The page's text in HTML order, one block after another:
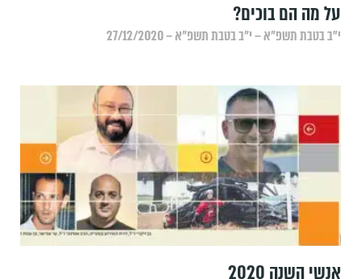
על מה הם בוכים?
י״ב בטבת תשפ״א – י״ב בטבת תשפ״א – 27/12/2020
אנשי השנה 2020